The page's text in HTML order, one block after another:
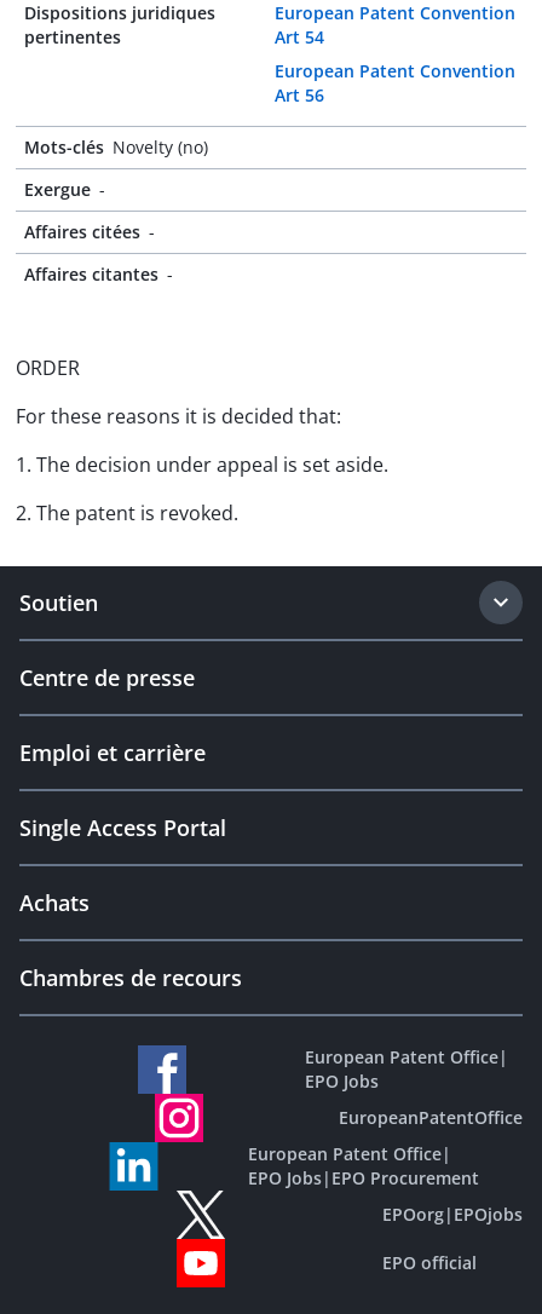
Dispositions juridiques
pertinentes
European Patent Convention
Art 54
European Patent Convention
Art 56
Mots-clés Novelty (no)
Exergue -
Affaires citées -
Affaires citantes -
ORDER
For these reasons it is decided that:
1. The decision under appeal is set aside.
2. The patent is revoked.
Soutien
Centre de presse
Emploi et carrière
Single Access Portal
Achats
Chambres de recours
European Patent Office|
EPO Jobs
EuropeanPatentOffice
European Patent Office|
EPO Jobs| EPO Procurement
EPOorg| EPOjobs
EPO official